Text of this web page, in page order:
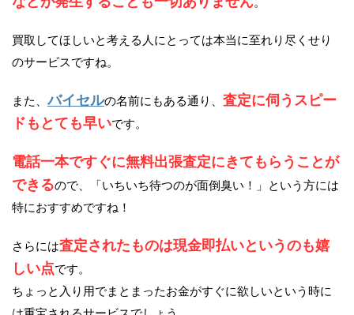
買取してほしいと考える人にとっては本当に至れり尽くせり
のサービスですね。
また、バイセルの名前にもある通り、 査定に伺うスピー
ドもとても早いです。
電話一本ですぐに無料出張査定にきてもらうことが
できるので、「いちいち待つのが面倒臭い！」という方には
特におすすめですね！
さらには査定されたものは現金即払いというのも嬉
しい点です。
ちょっと入り用でまとまったお金がすぐに欲しいという時に